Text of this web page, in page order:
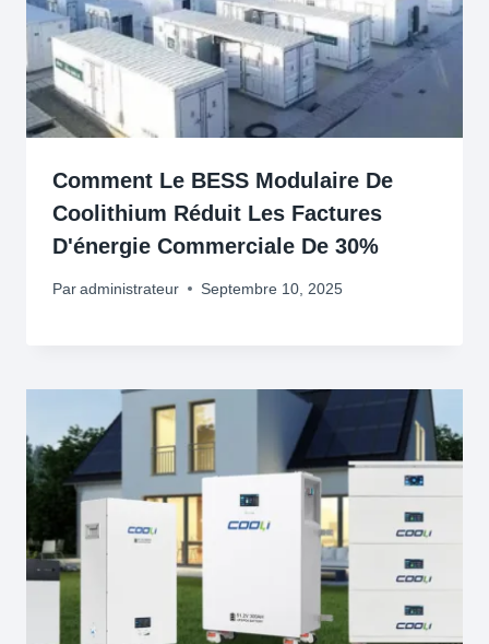
Comment Le BESS Modulaire De
Coolithium Réduit Les Factures
D'énergie Commerciale De 30%
Par administrateur Septembre 10, 2025